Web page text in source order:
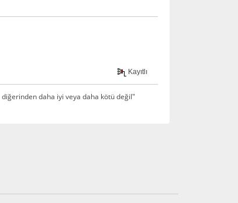
Kayıtlı
diğerinden daha iyi veya daha kötü değil"